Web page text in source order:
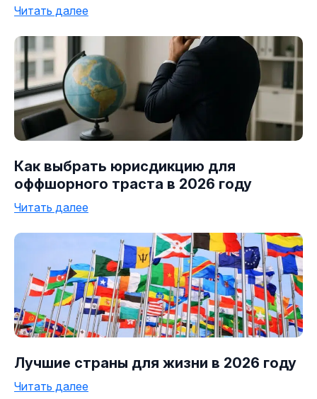
Читать далее
Как выбрать юрисдикцию для
оффшорного траста в 2026 году
Читать далее
Лучшие страны для жизни в 2026 году
Читать далее